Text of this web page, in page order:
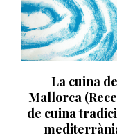
La cuina de
Mallorca
de cuina